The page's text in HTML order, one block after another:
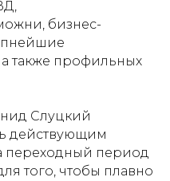
бизнес-
также профильных
Слуцкий
действующим
переходный период
того, чтобы плавно